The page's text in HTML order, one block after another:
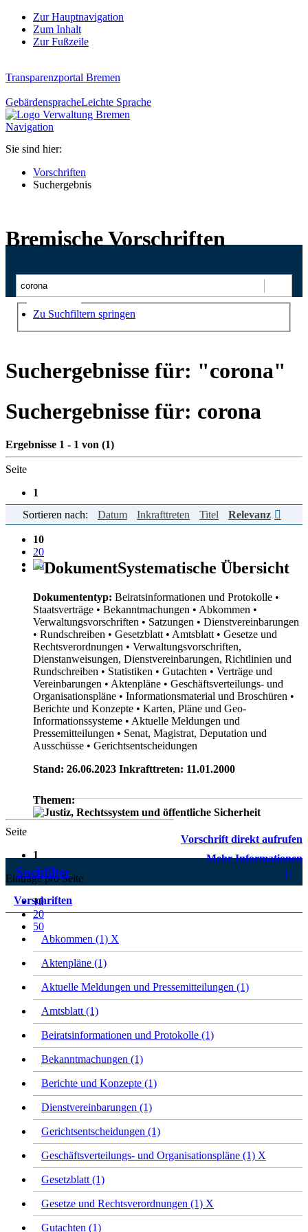
Zur Hauptnavigation
Zum Inhalt
Zur Fußzeile
Transparenzportal Bremen
GebärdenspracheLeichte Sprache
Navigation
Sie sind hier:
Vorschriften
Suchergebnis
Bremische Vorschriften
Suchen
Zu Suchfiltern springen
Suchergebnisse für: "corona"
Suchergebnisse für: corona
Ergebnisse 1 - 1 von (1)
Seite
1
Einträge pro Seite
10
20
50
Sortieren nach: Datum Inkrafttreten Titel Relevanz
Systematische Übersicht
Dokumententyp: Beiratsinformationen und Protokolle •
Staatsverträge • Bekanntmachungen • Abkommen •
Verwaltungsvorschriften • Satzungen • Dienstvereinbarungen
• Rundschreiben • Gesetzblatt • Amtsblatt • Gesetze und
Rechtsverordnungen • Verwaltungsvorschriften,
Dienstanweisungen, Dienstvereinbarungen, Richtlinien und
Rundschreiben • Statistiken • Gutachten • Verträge und
Vereinbarungen • Aktenpläne • Geschäftsverteilungs- und
Organisationspläne • Informationsmaterial und Broschüren •
Berichte und Konzepte • Karten, Pläne und Geo-
Informationssysteme • Aktuelle Meldungen und
Pressemitteilungen • Senat, Magistrat, Deputation und
Ausschüsse • Gerichtsentscheidungen
Stand: 26.06.2023 Inkrafttreten: 11.01.2000
Themen:
Vorschrift direkt aufrufen
Mehr Informationen
Seite
1
Einträge pro Seite
10
20
50
Suchfilter
Vorschriften
Abkommen (1) X
Aktenpläne (1)
Aktuelle Meldungen und Pressemitteilungen (1)
Amtsblatt (1)
Beiratsinformationen und Protokolle (1)
Bekanntmachungen (1)
Berichte und Konzepte (1)
Dienstvereinbarungen (1)
Gerichtsentscheidungen (1)
Geschäftsverteilungs- und Organisationspläne (1) X
Gesetzblatt (1)
Gesetze und Rechtsverordnungen (1) X
Gutachten (1)